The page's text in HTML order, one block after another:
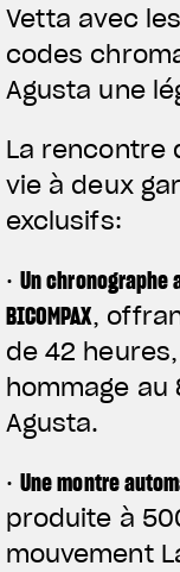
Vetta avec
codes
Agusta une
La rencontre
vie à deux
exclusifs:
·Un chronographe
BICOMPAX,
de 42
hommage au
Agusta.
·Une montre
produite à
mouvement